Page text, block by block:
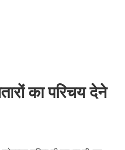
का परिचय देने